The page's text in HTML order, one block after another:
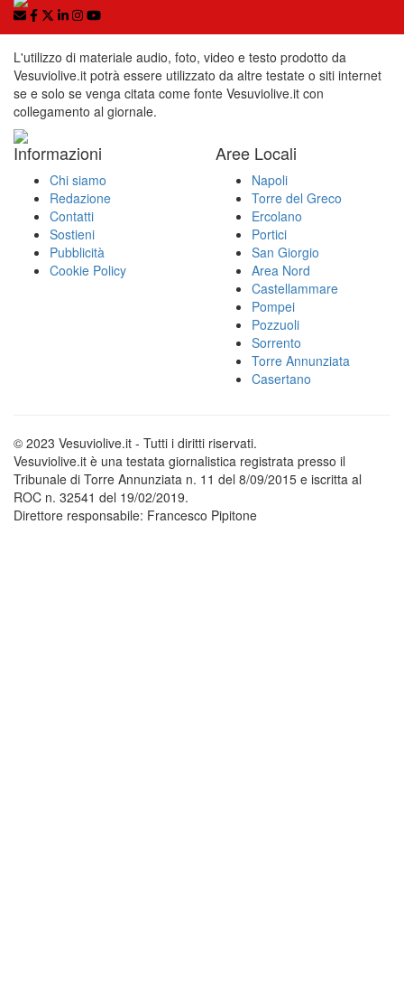
L'utilizzo di materiale audio, foto, video e testo prodotto da
Vesuviolive.it potrà essere utilizzato da altre testate o siti internet
se e solo se venga citata come fonte Vesuviolive.it con
collegamento al giornale.
Informazioni
Chi siamo
Redazione
Contatti
Sostieni
Pubblicità
Cookie Policy
Aree Locali
Napoli
Torre del Greco
Ercolano
Portici
San Giorgio
Area Nord
Castellammare
Pompei
Pozzuoli
Sorrento
Torre Annunziata
Casertano
© 2023 Vesuviolive.it - Tutti i diritti riservati.
Vesuviolive.it è una testata giornalistica registrata presso il
Tribunale di Torre Annunziata n. 11 del 8/09/2015 e iscritta al
ROC n. 32541 del 19/02/2019.
Direttore responsabile: Francesco Pipitone